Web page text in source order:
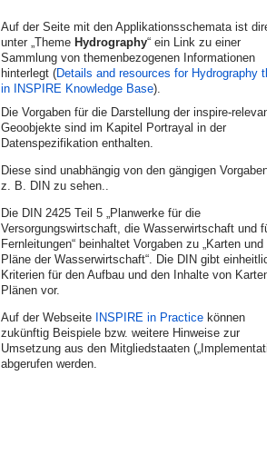
Auf der Seite mit den Applikationsschemata ist
unter „Theme Hydrography“ ein Link zu einer
Sammlung von themenbezogenen Informationen
hinterlegt (Details and resources for Hydrography
in INSPIRE Knowledge Base).
Die Vorgaben für die Darstellung der inspire-
Geoobjekte sind im Kapitel Portrayal in der
Datenspezifikation enthalten.
Diese sind unabhängig von den gängigen Vorgaben,
z. B. DIN zu sehen..
Die DIN 2425 Teil 5 „Planwerke für die
Versorgungswirtschaft, die Wasserwirtschaft und für
Fernleitungen“ beinhaltet Vorgaben zu „Karten und
Pläne der Wasserwirtschaft“. Die DIN gibt
Kriterien für den Aufbau und den Inhalte von Karten
Plänen vor.
Auf der Webseite
INSPIRE in Practicekönnen
zukünftig Beispiele bzw. weitere Hinweise zur
Umsetzung aus den Mitgliedstaaten
abgerufen werden.